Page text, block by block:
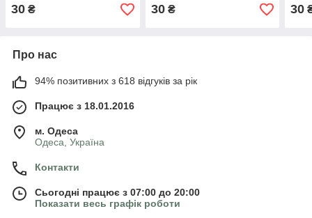
30 ₴ 30₴ 30
Про нас
94% позитивних з 618 відгуків за рік
Працює з 18.01.2016
м. Одеса
Одеса, Україна
Контакти
Сьогодні працює з 07:00 до 20:00
Показати весь графік роботи